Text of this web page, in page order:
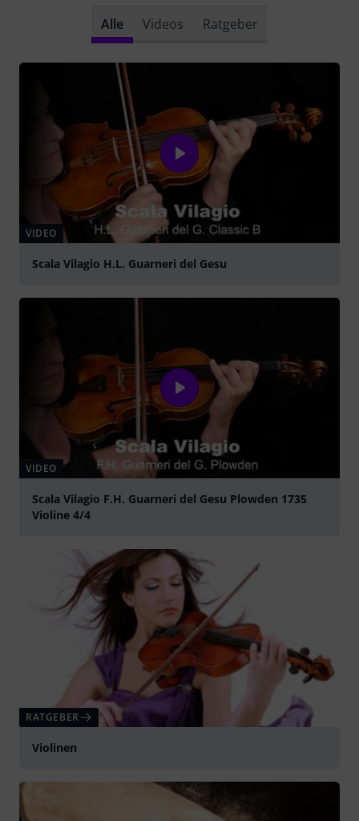
Alle Videos Ratgeber
VIDEO
Scala Vilagio H.L. Guarneri del Gesu
VIDEO
Scala Vilagio F.H. Guarneri del Gesu Plowden 1735
Violine 4/4
RATGEBER
Violinen